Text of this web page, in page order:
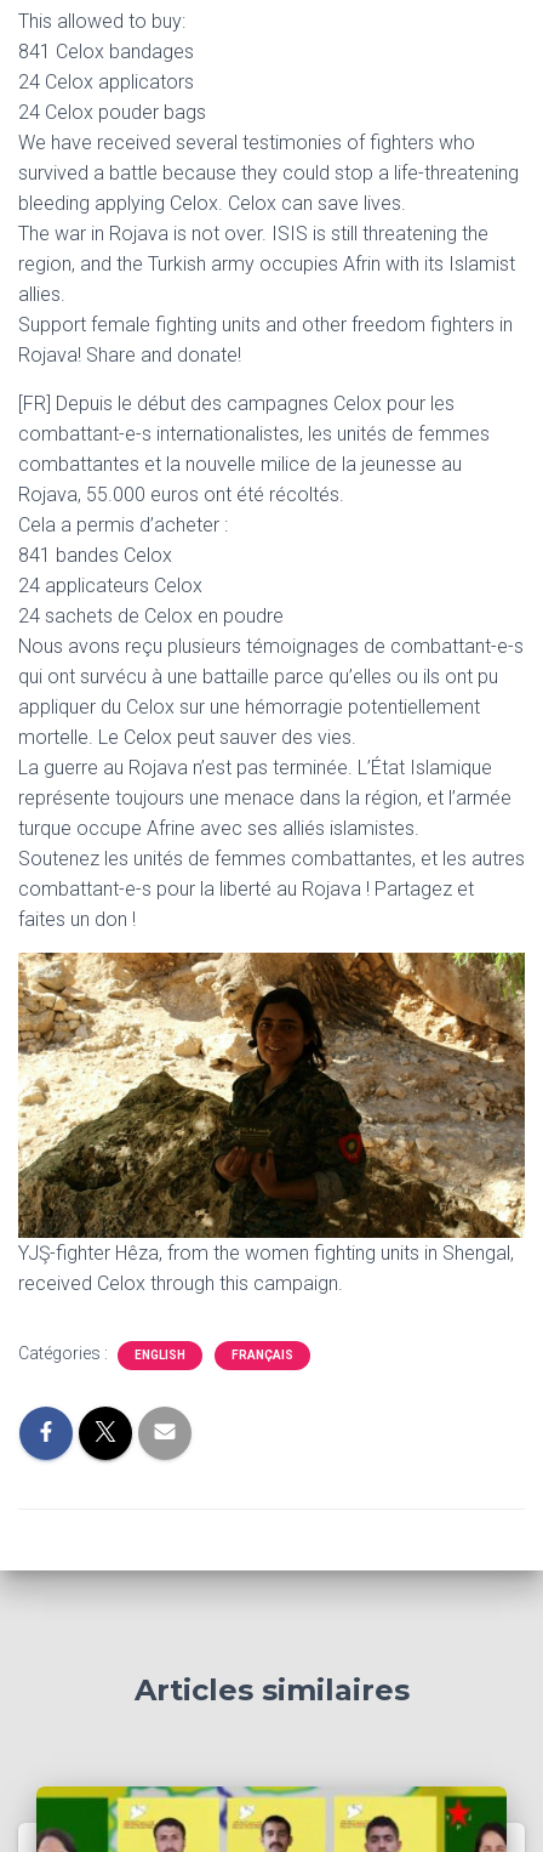
This allowed to buy:
841 Celox bandages
24 Celox applicators
24 Celox pouder bags
We have received several testimonies of fighters who
survived a battle because they could stop a life-threatening
bleeding applying Celox. Celox can save lives.
The war in Rojava is not over. ISIS is still threatening the
region, and the Turkish army occupies Afrin with its Islamist
allies.
Support female fighting units and other freedom fighters in
Rojava! Share and donate!
[FR] Depuis le début des campagnes Celox pour les
combattant-e-s internationalistes, les unités de femmes
combattantes et la nouvelle milice de la jeunesse au
Rojava, 55.000 euros ont été récoltés.
Cela a permis d’acheter :
841 bandes Celox
24 applicateurs Celox
24 sachets de Celox en poudre
Nous avons reçu plusieurs témoignages de combattant-e-s
qui ont survécu à une battaille parce qu’elles ou ils ont pu
appliquer du Celox sur une hémorragie potentiellement
mortelle. Le Celox peut sauver des vies.
La guerre au Rojava n’est pas terminée. L’État Islamique
représente toujours une menace dans la région, et l’armée
turque occupe Afrine avec ses alliés islamistes.
Soutenez les unités de femmes combattantes, et les autres
combattant-e-s pour la liberté au Rojava ! Partagez et
faites un don !
YJŞ-fighter Hêza, from the women fighting units in Shengal,
received Celox through this campaign.
Catégories : ENGLISH FRANÇAIS
Articles similaires